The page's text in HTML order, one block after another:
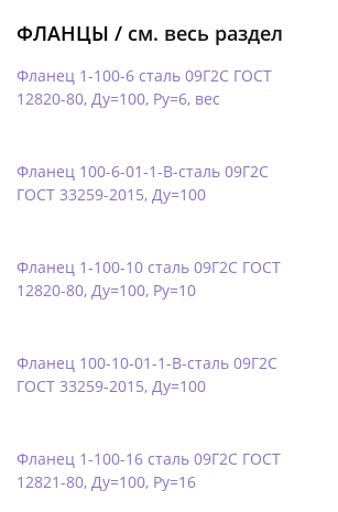
ФЛАНЦЫ / см. весь раздел
Фланец 1-100-6 сталь 09Г2С ГОСТ
12820-80, Ду=100, Ру=6, вес
Фланец 100-6-01-1-B-сталь 09Г2С
ГОСТ 33259-2015, Ду=100
Фланец 1-100-10 сталь 09Г2С ГОСТ
12820-80, Ду=100, Ру=10
Фланец 100-10-01-1-B-сталь 09Г2С
ГОСТ 33259-2015, Ду=100
Фланец 1-100-16 сталь 09Г2С ГОСТ
12821-80, Ду=100, Ру=16